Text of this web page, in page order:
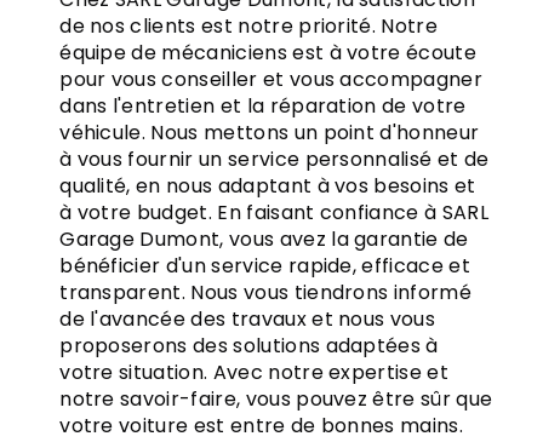
de nos clients est notre priorité. Notre
équipe de mécaniciens est à votre écoute
pour vous conseiller et vous accompagner
dans l'entretien et la réparation de votre
véhicule. Nous mettons un point d'honneur
à vous fournir un service personnalisé et de
qualité, en nous adaptant à vos besoins et
à votre budget. En faisant confiance à SARL
Garage Dumont, vous avez la garantie de
bénéficier d'un service rapide, efficace et
transparent. Nous vous tiendrons informé
de l'avancée des travaux et nous vous
proposerons des solutions adaptées à
votre situation. Avec notre expertise et
notre savoir-faire, vous pouvez être sûr que
votre voiture est entre de bonnes mains.